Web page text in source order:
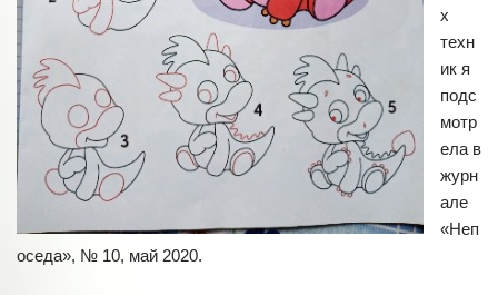
х
техн
ик я
подс
мотр
ела в
журн
але
«Неп
оседа», № 10, май 2020.